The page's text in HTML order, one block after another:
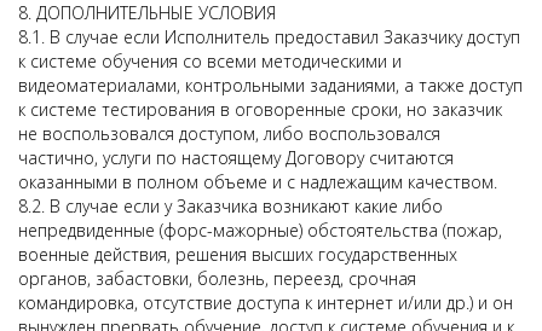
8. ДОПОЛНИТЕЛЬНЫЕ УСЛОВИЯ
8.1. В случае если Исполнитель предоставил Заказчику доступ
к системе обучения со всеми методическими и
видеоматериалами, контрольными заданиями, а также доступ
к системе тестирования в оговоренные сроки, но заказчик
не воспользовался доступом, либо воспользовался
частично, услуги по настоящему Договору считаются
оказанными в полном объеме и с надлежащим качеством.
8.2. В случае если у Заказчика возникают какие либо
непредвиденные (форс-мажорные) обстоятельства (пожар,
военные действия, решения высших государственных
органов, забастовки, болезнь, переезд, срочная
командировка, отсутствие доступа к интернет и/или др.) и он